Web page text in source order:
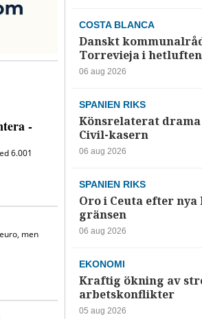
COSTA BLANCA
Danskt
Torrevieja i hetluften
06 aug 2026
SPANIEN RIKS
Könsrelaterat
Civil-kasern
06 aug 2026
SPANIEN RIKS
Oro i Ceuta efter
gränsen
06 aug 2026
EKONOMI
Kraftig ökning av
arbetskonflikter
05 aug 2026